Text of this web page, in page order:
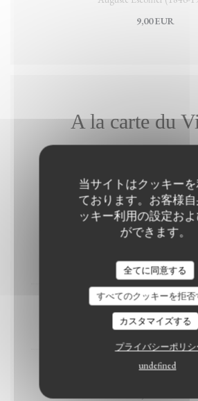
当サイトはクッキー
ております。お客様
ッキー利用の設定お
ができます。
全てに同意する
すべてのクッキーを拒否
カスタマイズする
プライバシーポリシ
undefined
9,00 EUR
A la carte du
Entrées
Oeuf à la Russe
5,50 EUR
Terrine maison
6,50 EUR
Rillettes de poisson